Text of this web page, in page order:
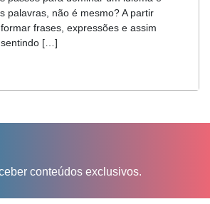
palavras, não é mesmo? A partir
frases, expressões e assim
[…]
conteúdos exclusivos.